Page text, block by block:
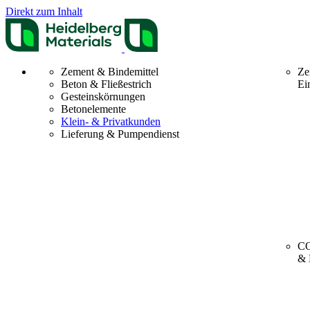
Direkt zum Inhalt
Zement & Bindemittel
Beton & Fließestrich
Gesteinskörnungen
Betonelemente
Klein- & Privatkunden
Lieferung & Pumpendienst
&